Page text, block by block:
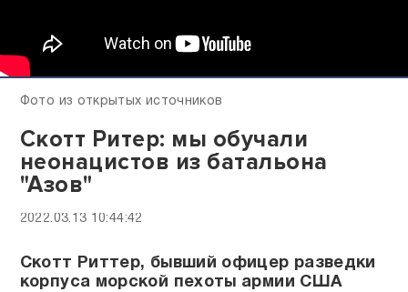
Фото из открытых источников
Скотт Ритер: мы обучали
неонацистов из батальона
"Азов"
2022.03.13 10:44:42
Скотт Риттер, бывший офицер разведки
корпуса морской пехоты армии США